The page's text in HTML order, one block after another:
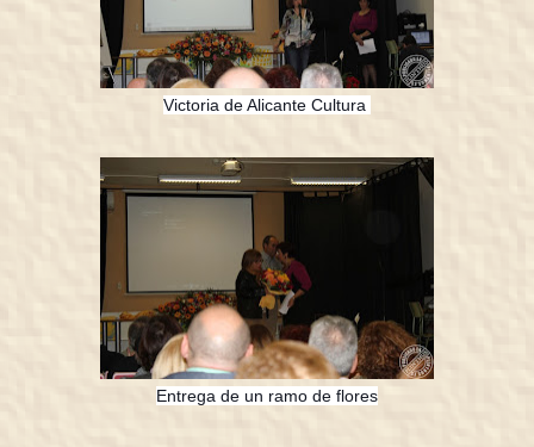
Victoria de Alicante Cultura
Entrega de un ramo de flores